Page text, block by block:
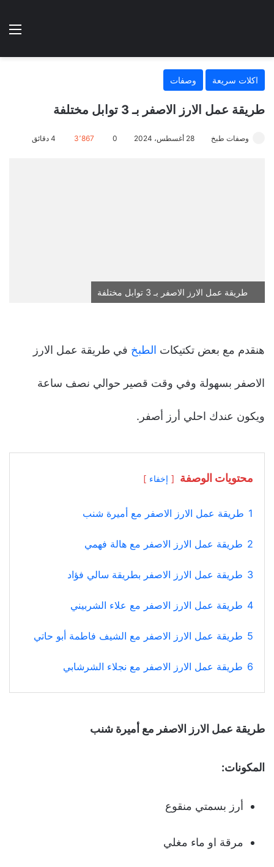
الوضع
اكلات سريعة وصفات
طريقة عمل الارز الاصفر بـ 3 توابل مختلفة
وصفات طبخ 28 أغسطس، 2024 0 3٬867
طريقة عمل الارز الاصفر بـ 3 توابل مختلفة
هنقدم مع بعض تكتيكات الطبخ في طريقة عمل الارز
الاصفر بسهولة وفي وقت قصير حوالي نصف ساعة
ويكون عندك احلي أرز أصفر.
محتويات الوصفة إخفاء
1 طريقة عمل الارز الاصفر مع أميرة شنب
2 طريقة عمل الارز الاصفر مع هالة فهمي
3 طريقة عمل الارز الاصفر بطريقة سالي فؤاد
4 طريقة عمل الارز الاصفر مع علاء الشربيني
5 طريقة عمل الارز الاصفر مع الشيف فاطمة أبو حاتي
6 طريقة عمل الارز الاصفر مع نجلاء الشرشابي
طريقة عمل الارز الاصفر مع أميرة شنب
المكونات:
أرز بسمتي منقوع
مرقة او ماء مغلي